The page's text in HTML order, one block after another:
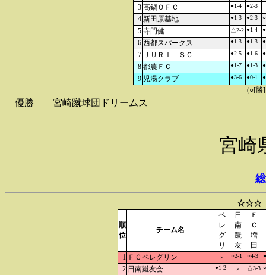
3 高鍋ＯＦＣ ●1-4 ●2-3
4 新田原基地 ●1-3 ●2-3
5 寺門健 △2-2 ●1-4
6 西都スパークス ●1-3 ●1-3
7 ＪＵＲＩ ＳＣ ●2-5 ●1-6
8 都農ＦＣ ●1-7 ●1-3
9 児湯クラブ ●3-6 ●0-1
(○[勝
優勝 宮崎蹴球団ドリームス
宮崎
☆☆☆
順
位
チーム名
ペ
レ
グ
リ
日
南
蹴
友
Ｆ
Ｃ
増
田
1 ＦＣペレグリン × ○2-1 ○4-3
2 日南蹴友会 ●1-2 × △3-3